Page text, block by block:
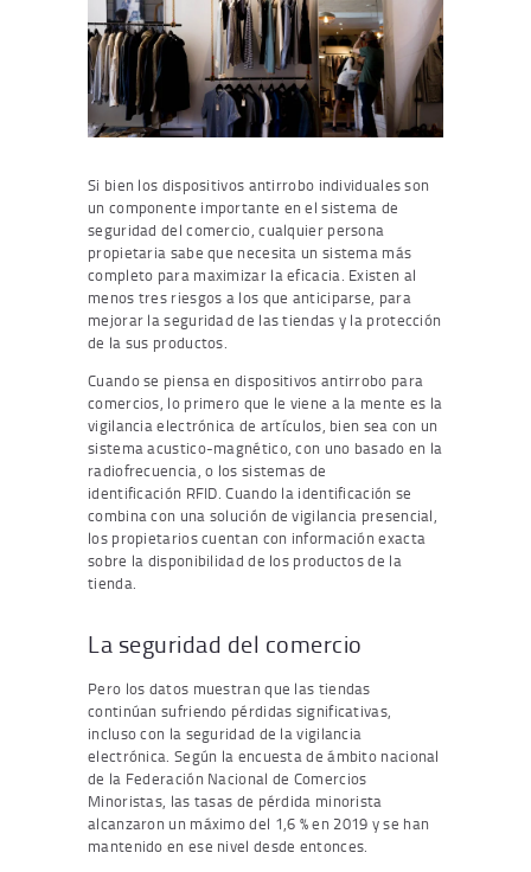
Si bien los dispositivos antirrobo individuales son
un componente importante en el sistema de
seguridad del comercio, cualquier persona
propietaria sabe que necesita un sistema más
completo para maximizar la eficacia. Existen al
menos tres riesgos a los que anticiparse, para
mejorar la seguridad de las tiendas y la protección
de la sus productos.
Cuando se piensa en dispositivos antirrobo para
comercios, lo primero que le viene a la mente es la
vigilancia electrónica de artículos, bien sea con un
sistema acustico-magnético, con uno basado en la
radiofrecuencia, o los sistemas de
identificación RFID. Cuando la identificación se
combina con una solución de vigilancia presencial,
los propietarios cuentan con información exacta
sobre la disponibilidad de los productos de la
tienda.
La seguridad del comercio
Pero los datos muestran que las tiendas
continúan sufriendo pérdidas significativas,
incluso con la seguridad de la vigilancia
electrónica. Según la encuesta de ámbito nacional
de la Federación Nacional de Comercios
Minoristas, las tasas de pérdida minorista
alcanzaron un máximo del 1,6 % en 2019 y se han
mantenido en ese nivel desde entonces.